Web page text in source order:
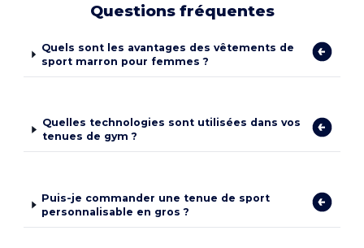
Questions fréquentes
Quels sont les avantages des vêtements de
sport marron pour femmes ?
Quelles technologies sont utilisées dans vos
tenues de gym ?
Puis-je commander une tenue de sport
personnalisable en gros ?